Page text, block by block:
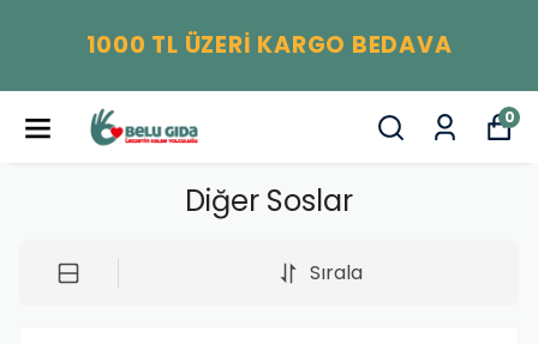
1000 TL ÜZERİ KARGO BEDAVA
0
Diğer Soslar
Sırala